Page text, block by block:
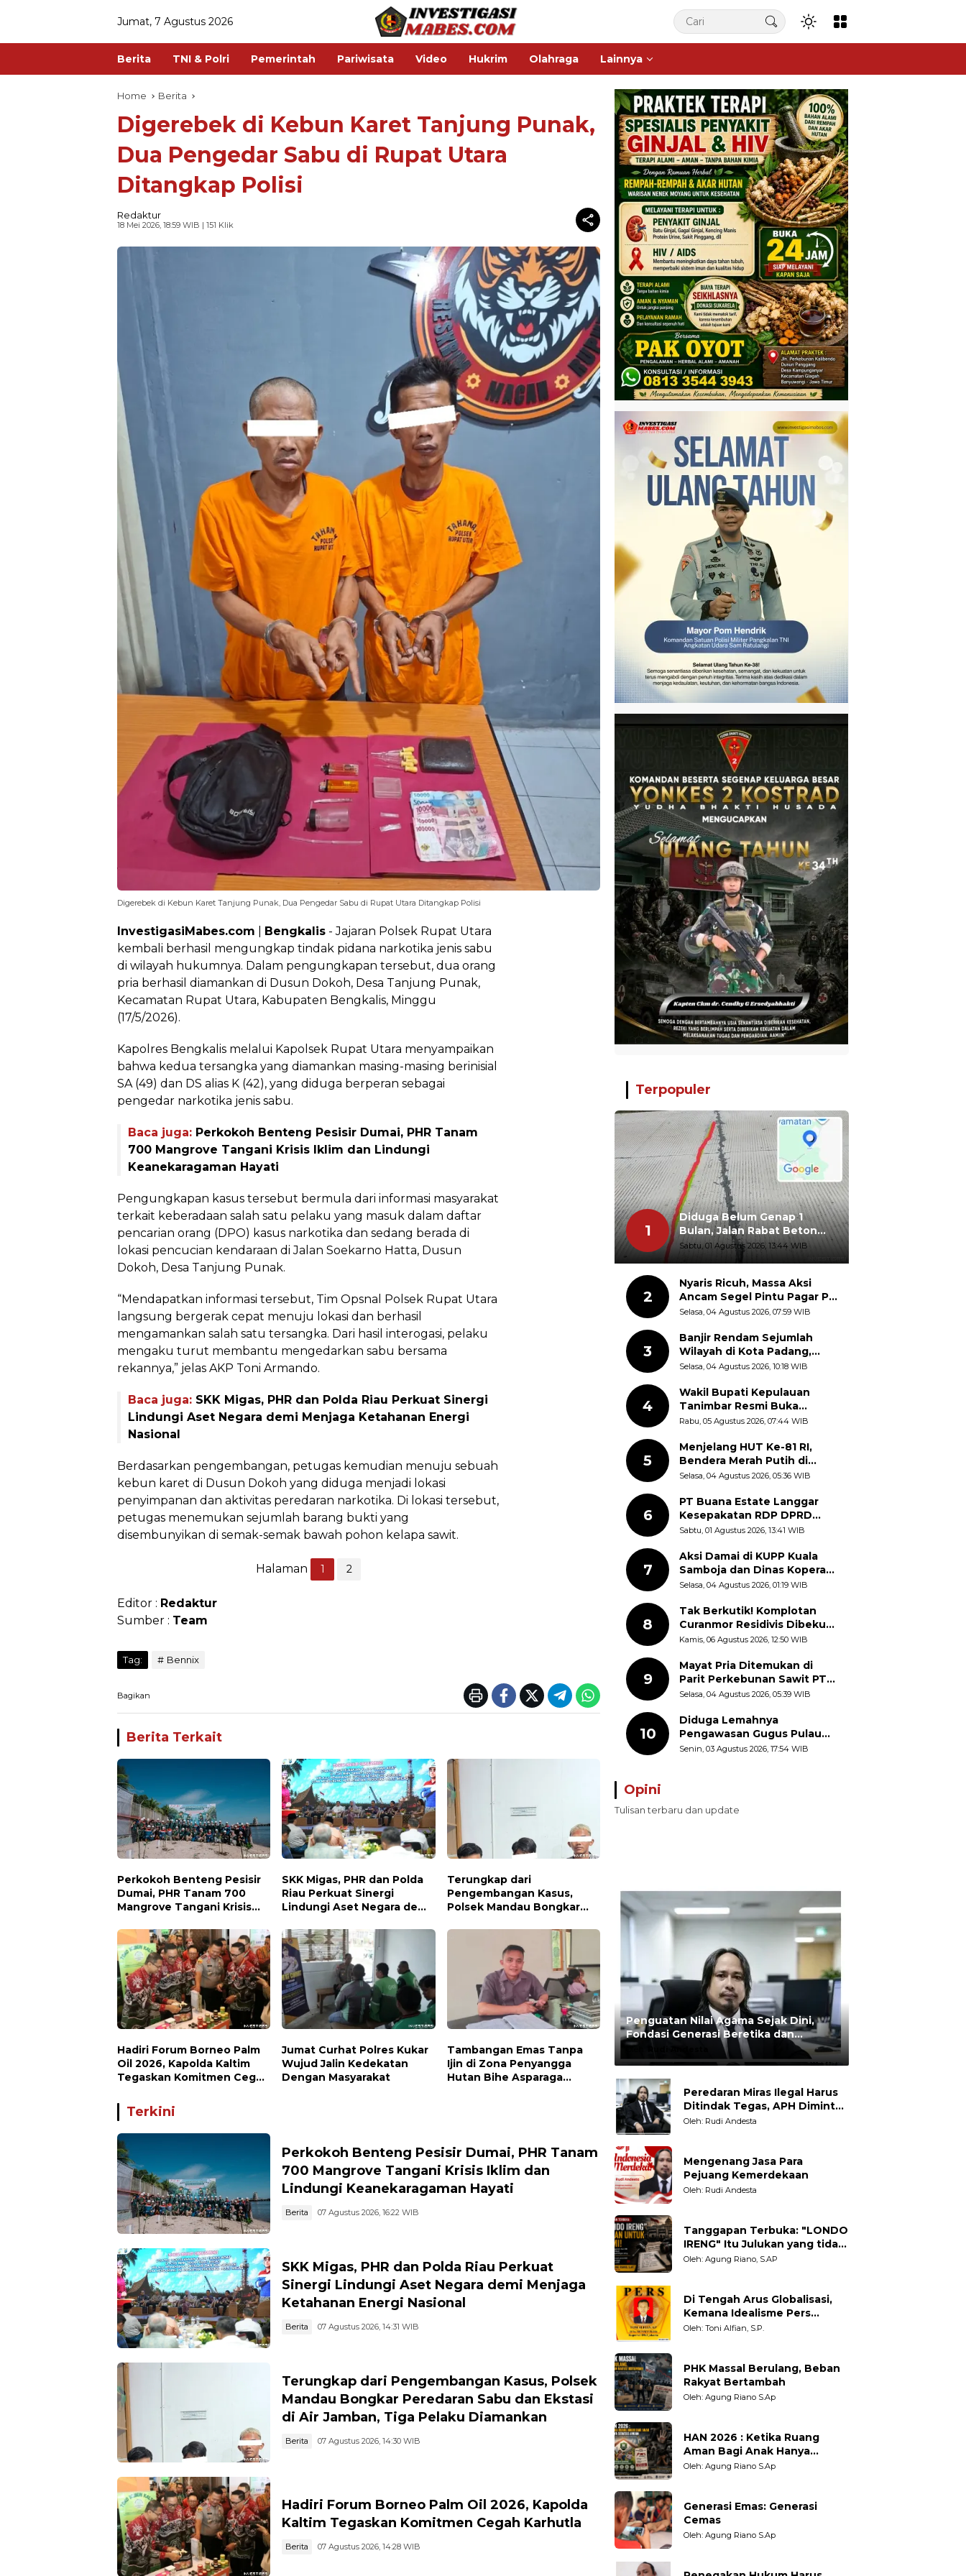
Jumat, 7 Agustus 2026
Berita TNI & Polri Pemerintah Pariwisata Video Hukrim Olahraga Lainnya
Home Berita
Digerebek di Kebun Karet Tanjung Punak,
Dua Pengedar Sabu di Rupat Utara
Ditangkap Polisi
Redaktur
18 Mei 2026, 18:59 WIB | 151 Klik
Digerebek di Kebun Karet Tanjung Punak, Dua Pengedar Sabu di Rupat Utara Ditangkap Polisi
InvestigasiMabes.com Bengkalis - Jajaran Polsek Rupat Utara
kembali berhasil mengungkap tindak pidana narkotika jenis sabu
di wilayah hukumnya. Dalam pengungkapan tersebut, dua orang
pria berhasil diamankan di Dusun Dokoh, Desa Tanjung Punak,
Kecamatan Rupat Utara, Kabupaten Bengkalis, Minggu
(17/5/2026).
Kapolres Bengkalis melalui Kapolsek Rupat Utara menyampaikan
bahwa kedua tersangka yang diamankan masing-masing berinisial
SA (49) dan DS alias K (42), yang diduga berperan sebagai
pengedar narkotika jenis sabu.
Baca juga: Perkokoh Benteng Pesisir Dumai, PHR Tanam
700 Mangrove Tangani Krisis Iklim dan Lindungi
Keanekaragaman Hayati
Pengungkapan kasus tersebut bermula dari informasi masyarakat
terkait keberadaan salah satu pelaku yang masuk dalam daftar
pencarian orang (DPO) kasus narkotika dan sedang berada di
lokasi pencucian kendaraan di Jalan Soekarno Hatta, Dusun
Dokoh, Desa Tanjung Punak.
“Mendapatkan informasi tersebut, Tim Opsnal Polsek Rupat Utara
langsung bergerak cepat menuju lokasi dan berhasil
mengamankan salah satu tersangka. Dari hasil interogasi, pelaku
mengaku turut membantu mengedarkan sabu bersama
rekannya,” jelas AKP Toni Armando.
Baca juga: SKK Migas, PHR dan Polda Riau Perkuat Sinergi
Lindungi Aset Negara demi Menjaga Ketahanan Energi
Nasional
Berdasarkan pengembangan, petugas kemudian menuju sebuah
kebun karet di Dusun Dokoh yang diduga menjadi lokasi
penyimpanan dan aktivitas peredaran narkotika. Di lokasi tersebut,
petugas menemukan sejumlah barang bukti yang
disembunyikan di semak-semak bawah pohon kelapa sawit.
Halaman 1 2
Editor : Redaktur
Sumber : Team
Tag: Bennix
Bagikan
Berita Terkait
Perkokoh Benteng Pesisir
Dumai, PHR Tanam 700
Mangrove Tangani Krisis
Keanekaragaman Hayati
SKK Migas, PHR dan Polda
Riau Perkuat Sinergi
Lindungi Aset Negara demi
Nasional
Terungkap dari
Pengembangan Kasus,
Polsek Mandau Bongkar
di Air Jamban, Tiga Pelaku
Diamankan
Hadiri Forum Borneo Palm
Oil 2026, Kapolda Kaltim
Tegaskan Komitmen Cegah
Jumat Curhat Polres Kukar
Wujud Jalin Kedekatan
Dengan Masyarakat
Tambangan Emas Tanpa
Ijin di Zona Penyangga
Hutan Bihe Asparaga
Terkini
Perkokoh Benteng Pesisir Dumai, PHR Tanam
700 Mangrove Tangani Krisis Iklim dan
Lindungi Keanekaragaman Hayati
Berita 07 Agustus 2026, 16:22 WIB
SKK Migas, PHR dan Polda Riau Perkuat
Sinergi Lindungi Aset Negara demi Menjaga
Ketahanan Energi Nasional
Berita 07 Agustus 2026, 14:31 WIB
Terungkap dari Pengembangan Kasus, Polsek
Mandau Bongkar Peredaran Sabu dan Ekstasi
di Air Jamban, Tiga Pelaku Diamankan
Berita 07 Agustus 2026, 14:30 WIB
Hadiri Forum Borneo Palm Oil 2026, Kapolda
Kaltim Tegaskan Komitmen Cegah Karhutla
Berita 07 Agustus 2026, 14:28 WIB
Terpopuler
1
Diduga Belum Genap 1
Bulan, Jalan Rabat Beton
Gidanglo - Guwosobokerto
Sudah Pecah
Sabtu, 01 Agustus 2026, 13:44 WIB
2
Nyaris Ricuh, Massa Aksi
Ancam Segel Pintu Pagar PT
Pabrik Gula Gorontalo
Selasa, 04 Agustus 2026, 07:59 WIB
3
Banjir Rendam Sejumlah
Wilayah di Kota Padang,
Proses Evakuasi Warga
Selasa, 04 Agustus 2026, 10:18 WIB
4
Wakil Bupati Kepulauan
Tanimbar Resmi Buka
Rangkaian Peringatan HUT
Diajak Perkuat Semangat
Nasionalisme
Rabu, 05 Agustus 2026, 07:44 WIB
5
Menjelang HUT Ke-81 RI,
Bendera Merah Putih di
Kantor Dinas Kehutanan
Selasa, 04 Agustus 2026, 05:36 WIB
6
PT Buana Estate Langgar
Kesepakatan RDP DPRD
Sumut: Pasang Pilar Tapal
Libatkan Masyarakat
Sabtu, 01 Agustus 2026, 13:41 WIB
7
Aksi Damai di KUPP Kuala
Samboja dan Dinas Koperasi
Kukar, Tuntut Keadilan dan
Selasa, 04 Agustus 2026, 01:19 WIB
8
Tak Berkutik! Komplotan
Curanmor Residivis Dibekuk
Polisi, Delapan Aksi
Terungkap
Kamis, 06 Agustus 2026, 12:50 WIB
9
Mayat Pria Ditemukan di
Parit Perkebunan Sawit PT
Hindoli Keluang, Polisi
Selasa, 04 Agustus 2026, 05:39 WIB
10
Diduga Lemahnya
Pengawasan Gugus Pulau
Provinsi Maluku Picu Dugaan
Senin, 03 Agustus 2026, 17:54 WIB
Opini
Tulisan terbaru dan update
Penguatan Nilai Agama Sejak Dini,
Fondasi Generasi Beretika dan
BermoralRudi Andesta
Peredaran Miras Ilegal Harus
Ditindak Tegas, APH Diminta
Tegakkan Hukum Tanpa
Oleh: Rudi Andesta
Mengenang Jasa Para
Pejuang Kemerdekaan
Oleh: Rudi Andesta
Tanggapan Terbuka: "LONDO
IRENG" Itu Julukan yang tidak
Adil untuk Wartawan,
Oleh: Agung Riano, S.AP
Di Tengah Arus Globalisasi,
Kemana Idealisme Pers
Berpihak?
Oleh: Toni Alfian, S.P.
PHK Massal Berulang, Beban
Rakyat Bertambah
Oleh: Agung Riano S.Ap
HAN 2026 : Ketika Ruang
Aman Bagi Anak Hanya
Sebatas Angan
Oleh: Agung Riano S.Ap
Generasi Emas: Generasi
Cemas
Oleh: Agung Riano S.Ap